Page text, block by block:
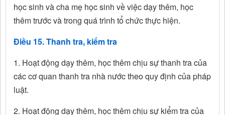
học sinh và cha mẹ học sinh về việc dạy thêm, học
thêm trước và trong quá trình tổ chức thực hiện.
Điều 15. Thanh tra, kiểm tra
1. Hoạt động dạy thêm, học thêm chịu sự thanh tra của
các cơ quan thanh tra nhà nước theo quy định của pháp
luật.
2. Hoạt động dạy thêm, học thêm chịu sự kiểm tra của